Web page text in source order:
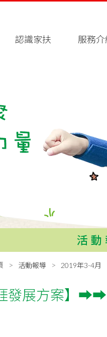
認識家扶 服務介
活動
活動報導 2019年3-4月
發展方案】